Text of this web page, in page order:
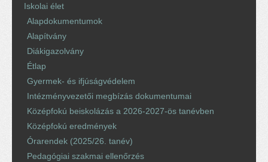
Iskolai élet
Alapdokumentumok
Alapítvány
Diákigazolvány
Étlap
Gyermek- és ifjúságvédelem
Intézményvezetői megbízás dokumentumai
Középfokú beiskolázás a 2026-2027-ös tanévben
Középfokú eredmények
Órarendek (2025/26. tanév)
Pedagógiai szakmai ellenőrzés